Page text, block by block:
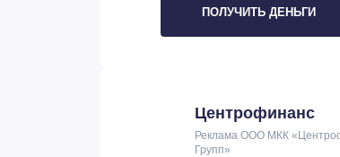
ПОЛУЧИТЬ ДЕНЬГИ
Центрофинанс
Реклама ООО МКК
Групп»